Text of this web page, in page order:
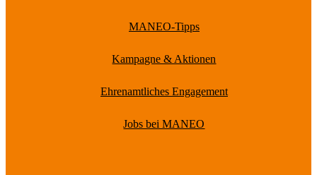
MANEO-Tipps
Kampagne & Aktionen
Ehrenamtliches Engagement
Jobs bei MANEO